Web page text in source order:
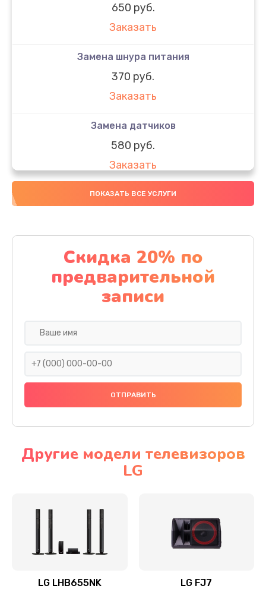
650 руб.
Заказать
Замена шнура питания
370 руб.
Заказать
Замена датчиков
580 руб.
Заказать
Комплексная чистка
Заказать
Замена дисплея (экрана)
2000 руб.
Заказать
Ремонт платы электроники
Прошивка
Ремонт механики привода
Ремонт / замена кнопок, клавиш, индикаторов,
ПОКАЗАТЬ ВСЕ УСЛУГИ
Скидка 20% по
предварительной
записи
Другие модели телевизоров
LG
LG LHB655NK LG FJ7